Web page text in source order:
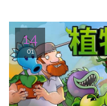
14
01